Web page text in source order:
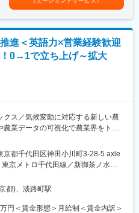
作成
用検討
討補助
企業）との打合せ対応（オンライン
があります。月給(月額)は固定手当を
進＜英語力×営業経験歓迎
0→1で立ち上げ～拡大
クス／気候変動に対応する新しい農
業データの可視化で農業界をトー
者として、担当国におけるパート
・実証プロジェクト運営管理、現地
を一任します。（担当国はASEAN
京都千代田区神田小川町3-28-5 axle
京メトロ千代田線／新御茶ノ水駅
変更の範囲：会社の定める事業所
都)、淡路町駅
円＜賃金形態＞月給制＜賃金内訳＞